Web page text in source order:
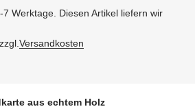
Werktage. Diesen Artikel liefern wir
Versandkosten
aus echtem Holz